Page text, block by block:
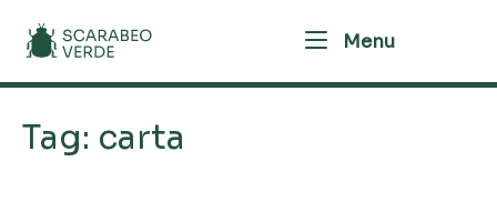
Home
MenuMenu
Tag: carta